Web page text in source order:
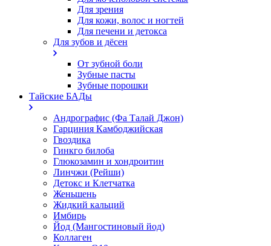
Для зрения
Для кожи, волос и ногтей
Для печени и детокса
Для зубов и дёсен
От зубной боли
Зубные пасты
Зубные порошки
Тайские БАДы
Андрографис (Фа Талай Джон)
Гарциния Камбоджийская
Гвоздика
Гинкго билоба
Глюкозамин и хондроитин
Линчжи (Рейши)
Детокс и Клетчатка
Женьшень
Жидкий кальций
Имбирь
Йод (Мангостиновый йод)
Коллаген